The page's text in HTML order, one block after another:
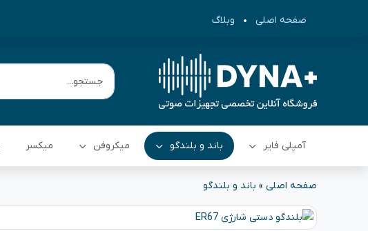
صفحه اصلی وبلاگ
آمپلی فایر باند و بلندگو میکروفن میکسر
صفحه اصلی » باند و بلندگو